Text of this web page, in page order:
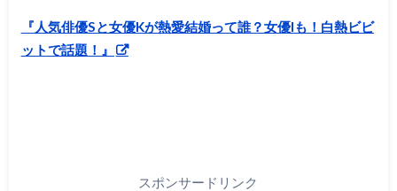
『人気俳優Sと女優Kが熱愛結婚って誰？女優Iも！白熱ビビ
ットで話題！』
スポンサードリンク